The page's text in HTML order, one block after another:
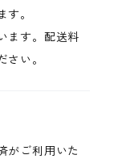
。
ます。配送料
い。
がご利用いた